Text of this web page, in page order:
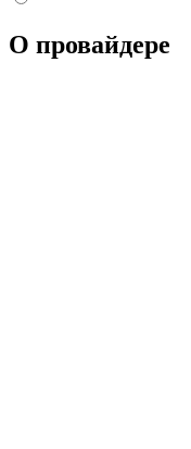
О провайдере